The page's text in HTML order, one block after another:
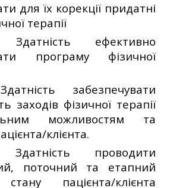
для їх корекції придатні
терапії
ефективно
програму фізичної
забезпечувати
заходів фізичної терапії
можливостям та
клієнта.
проводити
поточний та етапний
пацієнта/клієнта